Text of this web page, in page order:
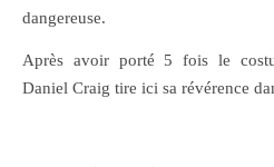
dangereuse.
Après avoir porté 5 fois le
Daniel Craig tire ici sa révérence